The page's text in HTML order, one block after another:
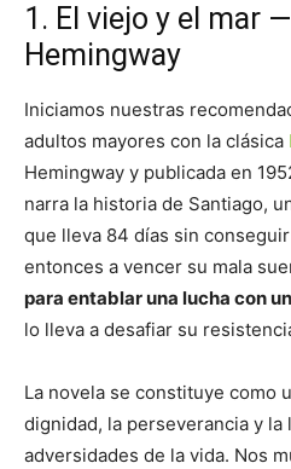
1. El viejo y el mar
Hemingway
Iniciamos nuestras
adultos mayores con la clásica
Hemingway y publicada en
narra la historia de Santiago,
que lleva 84 días sin
entonces a vencer su mala
para entablar una lucha con
lo lleva a desafiar su
La novela se constituye como
dignidad, la perseverancia y la
adversidades de la vida. Nos